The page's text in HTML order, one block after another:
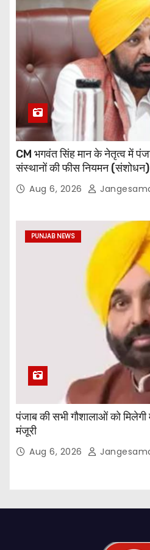
CM भगवंत सिंह मान के नेतृत्व में
संस्थानों की फीस नियमन
दी Aug 6, 2026
PUNJAB NEWS
पंजाब की सभी गौशालाओं को
मंजूरी
Aug 6, 2026